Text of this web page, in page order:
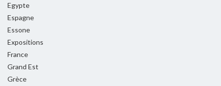
Egypte
Espagne
Essone
Expositions
France
Grand Est
Grèce